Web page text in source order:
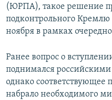
(ЮРПА), такое решение
подконтрольного Кремлю
ноября в рамках
Ранее вопрос о
поднимался российскими
однако соответствующее
набрало необходимого